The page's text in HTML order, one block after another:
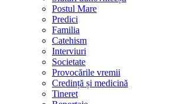
Postul Mare
Predici
Familia
Catehism
Interviuri
Societate
Provocările vremii
Credință și medicină
Tineret